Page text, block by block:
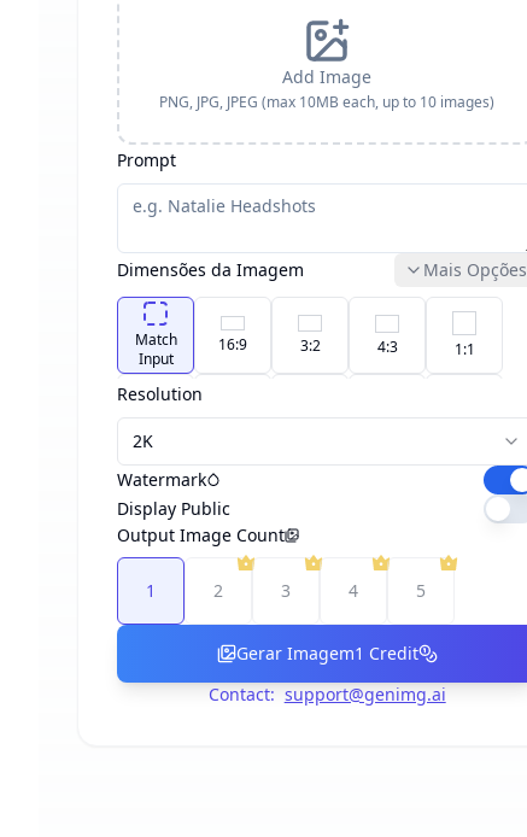
Add Image
PNG, JPG, JPEG (max 10MB each, up to 10 images)
Prompt
Dimensões da Imagem Mais Opções
Match
Input
16:9 3:2 4:3 1:1
21:9 custom
Resolution
2K
Watermark
Display Public
Output Image Count
1 2 3 4 5
Gerar Imagem1 Credit
Contact: support@genimg.ai